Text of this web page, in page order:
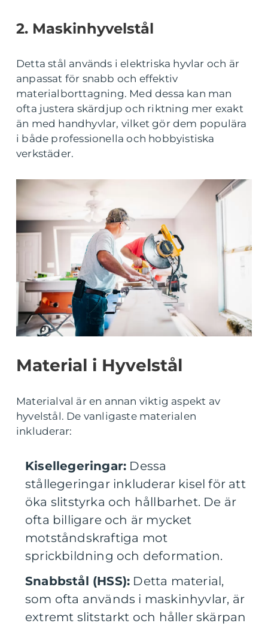
2. Maskinhyvelstål
Detta stål används i elektriska hyvlar och är
anpassat för snabb och effektiv
materialborttagning. Med dessa kan man
ofta justera skärdjup och riktning mer exakt
än med handhyvlar, vilket gör dem populära
i både professionella och hobbyistiska
verkstäder.
Material i Hyvelstål
Materialval är en annan viktig aspekt av
hyvelstål. De vanligaste materialen
inkluderar:
Kisellegeringar: Dessa
stållegeringar inkluderar kisel för att
öka slitstyrka och hållbarhet. De är
ofta billigare och är mycket
motståndskraftiga mot
sprickbildning och deformation.
Snabbstål (HSS): Detta material,
som ofta används i maskinhyvlar, är
extremt slitstarkt och håller skärpan